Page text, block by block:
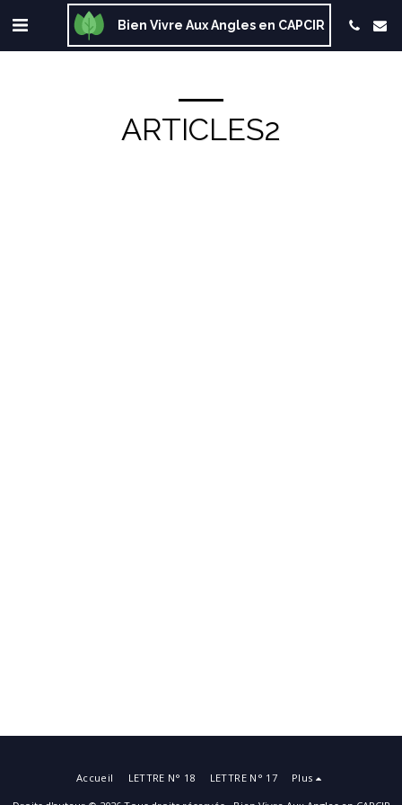
Bien Vivre Aux Angles en CAPCIR
ARTICLES2
Accueil LETTRE N° 18 LETTRE N° 17 Plus